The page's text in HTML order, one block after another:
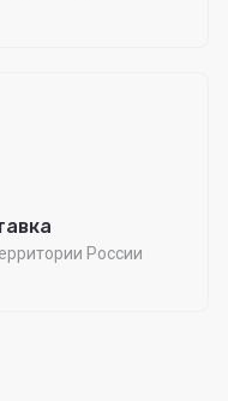
России